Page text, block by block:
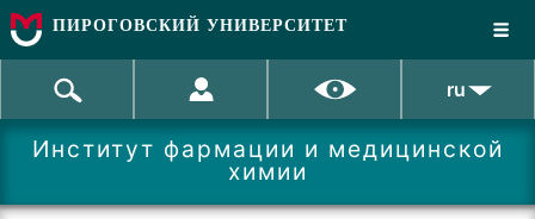
ПИРОГОВСКИЙ УНИВЕРСИТЕТ
ru
Институт фармации и медицинской
химии